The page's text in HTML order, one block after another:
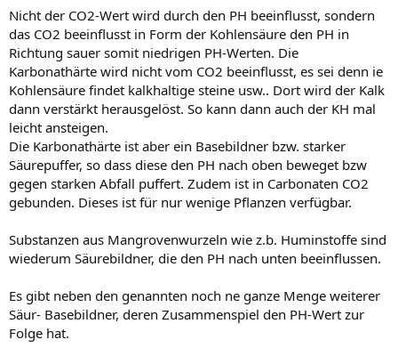
Nicht der CO2-Wert wird durch den PH beeinflusst, sondern
das CO2 beeinflusst in Form der Kohlensäure den PH in
Richtung sauer somit niedrigen PH-Werten. Die
Karbonathärte wird nicht vom CO2 beeinflusst, es sei denn ie
Kohlensäure findet kalkhaltige steine usw.. Dort wird der Kalk
dann verstärkt herausgelöst. So kann dann auch der KH mal
leicht ansteigen.
Die Karbonathärte ist aber ein Basebildner bzw. starker
Säurepuffer, so dass diese den PH nach oben beweget bzw
gegen starken Abfall puffert. Zudem ist in Carbonaten CO2
gebunden. Dieses ist für nur wenige Pflanzen verfügbar.
Substanzen aus Mangrovenwurzeln wie z.b. Huminstoffe sind
wiederum Säurebildner, die den PH nach unten beeinflussen.
Es gibt neben den genannten noch ne ganze Menge weiterer
Säur- Basebildner, deren Zusammenspiel den PH-Wert zur
Folge hat.